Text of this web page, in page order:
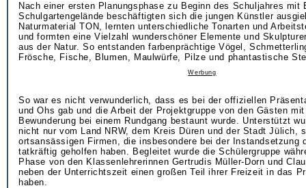
Nach einer ersten Planungsphase zu Beginn des Schuljahres mit
Schulgartengelände beschäftigten sich die jungen Künstler
Naturmaterial TON, lernten unterschiedliche Tonarten und
und formten eine Vielzahl wunderschöner Elemente und
aus der Natur. So entstanden farbenprächtige Vögel,
Frösche, Fische, Blumen, Maulwürfe, Pilze und phantastische
Werbung
So war es nicht verwunderlich, dass es bei der offiziellen
und Ohs gab und die Arbeit der Projektgruppe von den Gästen
Bewunderung bei einem Rundgang bestaunt wurde. Unterstützt
nicht nur vom Land NRW, dem Kreis Düren und der Stadt Jülich,
ortsansässigen Firmen, die insbesondere bei der Instandsetzung
tatkräftig geholfen haben. Begleitet wurde die Schülergruppe
Phase von den Klassenlehrerinnen Gertrudis Müller-Dorn und
neben der Unterrichtszeit einen großen Teil ihrer Freizeit in das
haben.